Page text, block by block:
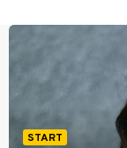
START